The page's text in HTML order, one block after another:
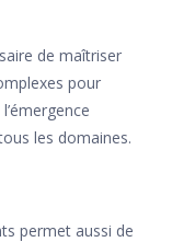
de maîtriser
pour
les domaines.
permet aussi de